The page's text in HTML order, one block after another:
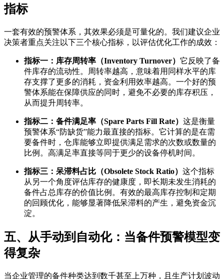
指标
一套有效的预警体系，其效果必须是可量化的。我们建议企业
决策者重点关注以下三个核心指标，以评估优化工作的成效：
指标一：库存周转率（Inventory Turnover） 它反映了备
件库存的流动性。周转率越高，意味着用同样水平的库
存支撑了更多的消耗，资金利用效率越高。一个好的预
警体系能在保障供应的同时，避免不必要的库存积压，
从而提升周转率。
指标二：备件满足率（Spare Parts Fill Rate） 这是衡量
预警体系“防缺货”能力最直接的指标。它计算的是在需
要备件时，仓库能够立即提供满足需求的次数或数量的
比例。高满足率直接等同于更少的设备停机时间。
指标三：呆滞料占比（Obsolete Stock Ratio） 这个指标
从另一个角度评估库存的健康度，即长期未发生消耗的
备件占总库存的价值比例。有效的最高库存控制和定期
的回顾优化，能够显著降低呆滞料的产生，避免资金沉
淀。
五、从手动到自动化：当备件预警模型变
得复杂
当企业管理的备件种类达到数千甚至上万种，且生产计划波动